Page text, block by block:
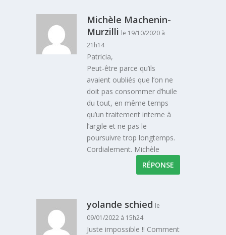
Michèle Machenin-
Murzilli le 19/10/2020 à
21h14
Patricia,
Peut-être parce qu’ils
avaient oubliés que l’on ne
doit pas consommer d’huile
du tout, en même temps
qu’un traitement interne à
l’argile et ne pas le
poursuivre trop longtemps.
Cordialement. Michèle
RÉPONSE
yolande schied le
09/01/2022 à 15h24
Juste impossible !! Comment